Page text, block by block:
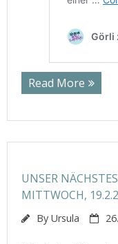
Read More
UNSER
MITTWOCH,
By Ursula